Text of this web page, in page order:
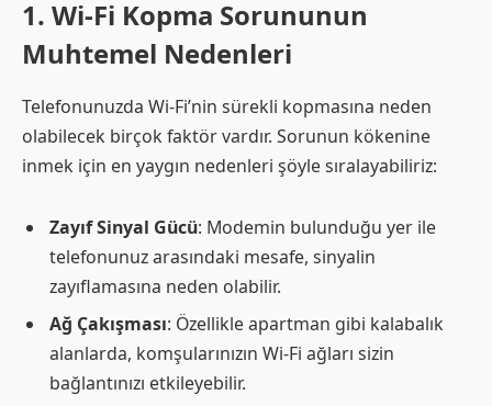
1. Wi-Fi Kopma Sorununun
Muhtemel Nedenleri
Telefonunuzda Wi-Fi’nin sürekli kopmasına neden
olabilecek birçok faktör vardır. Sorunun kökenine
inmek için en yaygın nedenleri şöyle sıralayabiliriz:
Zayıf Sinyal Gücü: Modemin bulunduğu yer ile
telefonunuz arasındaki mesafe, sinyalin
zayıflamasına neden olabilir.
Ağ Çakışması: Özellikle apartman gibi kalabalık
alanlarda, komşularınızın Wi-Fi ağları sizin
bağlantınızı etkileyebilir.